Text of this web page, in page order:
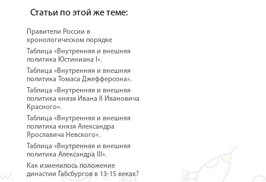
Статьи по этой же теме:
Правители России в
хронологическом порядке
Таблица «Внутренняя и внешняя
политика Юстиниана I».
Таблица «Внутренняя и внешняя
политика Томаса Джефферсона».
Таблица «Внутренняя и внешняя
политика князя Ивана II Ивановича
Красного».
Таблица «Внутренняя и внешняя
политика князя Александра
Ярославича Невского».
Таблица «Внутренняя и внешняя
политика Александра III».
Как изменилось положение
династии Габсбургов в 13-15 веках?